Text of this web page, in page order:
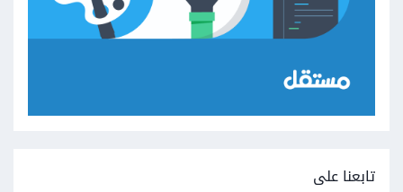
تابعنا على